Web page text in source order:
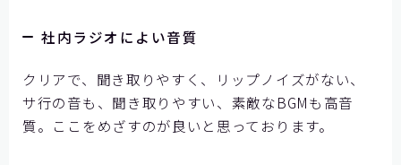
社内ラジオによい音質
クリアで、聞き取りやすく、リップノイズがない、
サ行の音も、聞き取りやすい、素敵なBGMも高音
質。ここをめざすのが良いと思っております。